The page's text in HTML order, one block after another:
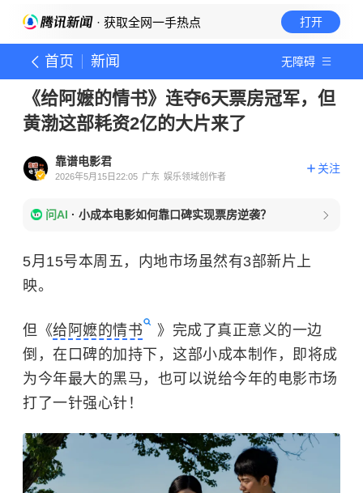
· 获取全网一手热点 打开
首页 新闻 无障碍
《给阿嬷的情书》连夺6天票房冠军，但
黄渤这部耗资2亿的大片来了
靠谱电影君
2026年5月15日22:05 广东 娱乐领域创作者
关注
问AI · 小成本电影如何靠口碑实现票房逆袭？
5月15号本周五，内地市场虽然有3部新片上
映。
但《给阿嬷的情书
》完成了真正意义的一边
倒，在口碑的加持下，这部小成本制作，即将成
为今年最大的黑马，也可以说给今年的电影市场
打了一针强心针！